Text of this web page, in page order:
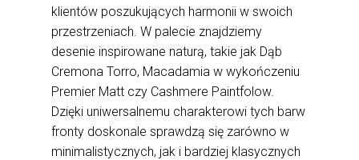
klientów poszukujących harmonii w swoich
przestrzeniach. W palecie znajdziemy
desenie inspirowane naturą, takie jak Dąb
Cremona Torro, Macadamia w wykończeniu
Premier Matt czy Cashmere Paintfolow.
Dzięki uniwersalnemu charakterowi tych barw
fronty doskonale sprawdzą się zarówno w
minimalistycznych, jak i bardziej klasycznych